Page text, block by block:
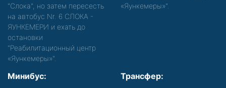
"Слока", но затем пересесть
на автобус Nr. 6 СЛОКА -
ЯУНКЕМЕРИ и ехать до
остановки
"Реабилитационный центр
«Яункемеры»".
«Яункемеры»".
Минибус: Трансфер: